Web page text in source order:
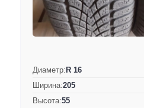
Диаметр:R 16
Ширина:205
Высота:55